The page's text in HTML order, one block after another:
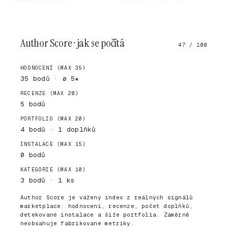
Author Score · jak se počítá 47 / 100
HODNOCENÍ (MAX 35)
35 bodů · ø 5★
RECENZE (MAX 20)
5 bodů
PORTFOLIO (MAX 20)
4 bodů · 1 doplňků
INSTALACE (MAX 15)
0 bodů
KATEGORIE (MAX 10)
3 bodů · 1 ks
Author Score je vážený index z reálných signálů
marketplace: hodnocení, recenze, počet doplňků,
detekované instalace a šíře portfolia. Záměrně
neobsahuje fabrikované metriky.